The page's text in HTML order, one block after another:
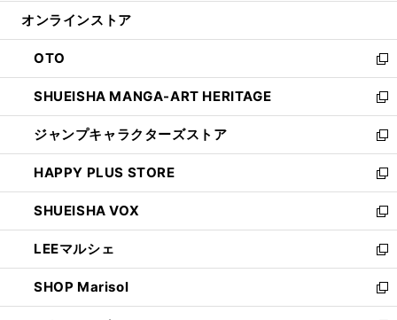
ン
ウ
で
開
く
ウ
ン
ド
ウ
で
開
く
オンラインストア
OTO
新
し
い
ウ
ィ
ン
ド
ウ
で
開
く
SHUEISHA MANGA-ART HERITAGE
新
し
い
ウ
ィ
ン
ド
ウ
で
開
く
ジャンプキャラクターズストア
新
し
い
ウ
ィ
ン
ド
ウ
で
開
HAPPY PLUS STORE
新
し
い
ウ
ィ
ン
ド
ウ
SHUEISHA VOX
新
し
い
ウ
ィ
ン
LEEマルシェ
新
し
い
ウ
SHOP Marisol
新
し